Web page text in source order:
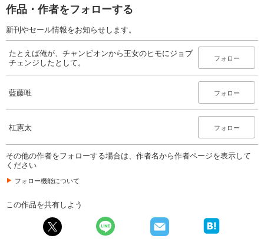
作品・作者をフォローする
新刊やセール情報をお知らせします。
たとえば俺が、チャンピオンから王女のヒモにジョブ
チェンジしたとして。
フォロー
藍藤唯 フォロー
杠憲太 フォロー
その他の作者をフォローする場合は、作者名から作者ページを表示して
ください
フォロー機能について
この作品を共有しよう